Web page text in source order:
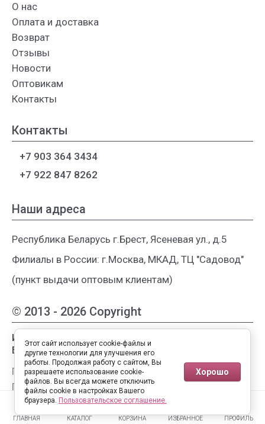
© 2013 - 2026 Copyright
Интернет-магазин женской одежды из
Белоруссии
Публичная оферта
Пользовательское соглашение
Политика конфиденциальности
О нас
Оплата и доставка
Возврат
Отзывы
Новости
Оптовикам
Контакты
Контакты
+7 903 364 3434
+7 922 847 8262
Наши адреса
Республика Беларусь г.Брест, Ясеневая ул., д.5
Филиалы в России: г.Москва, МКАД, ТЦ "Садовод"
(пункт выдачи оптовым клиентам)
Этот сайт использует cookie-файлы и
другие технологии для улучшения его
работы. Продолжая работу с сайтом, Вы
разрешаете использование cookie-
файлов. Вы всегда можете отключить
файлы cookie в настройках Вашего
браузера. Пользовательское соглашение.
Хорошо
ГЛАВНАЯ КАТАЛОГ
0
КОРЗИНА ИЗБРАННОЕ ПРОФИЛЬ